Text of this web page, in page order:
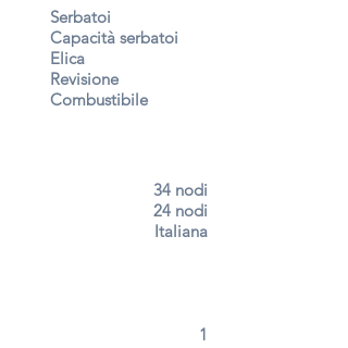
Serbatoi
Capacità serbatoi
Elica
Revisione
Combustibile
34 nodi
24 nodi
Italiana
1